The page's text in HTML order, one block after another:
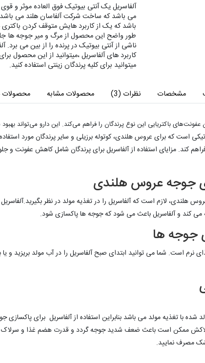
آلفاسریل یک آنتی بیوتیک فوق العاده موثر و
می باشد که ساخت شرکت آلفاسان هلند می باشد.
باشد که یک از کاربرد هایش متوقف کردن
طور واضح این محصول از مرگ و میر جوجه ها
ناشی از آنتی بیوتیک در پرنده را از بین می
کاربرد های آلفاسریل ،میتوانید از این محصول
میتوانید برای کلیه پرندگان زینتی استفاده کنید.
مشخصات نظرات (3) محصولات مشابه محصولات
باکتریایی این نوع پرندگان را فراهم می‌کند. این دارو می‌تواند
است که برای عروس هلندی، کوتوله برزیلی و سایر پرندگان مورد
کند. مزایای استفاده از آلفاسریل برای پرندگان شامل کاهش عفونت و
جوجه عروس هلندی
هلندی، لازم است که آلفاسریل را در تغذیه مولد در نظر
می کند و آلفاسریل باعث می شود که جوجه ها پاکسازی شود.
جوجه ها
است. شما می توانید ابتدای صبح آلفاسریل را در آب مولد بریزید و
شده با تغذیه مولد می باشد بنابراین استفاده از آلفاسریل برای
ممکن است باعث ضعف شدید جوجه گردد و قدرت هضم غذا و سرلاک
مصرف نمایید.